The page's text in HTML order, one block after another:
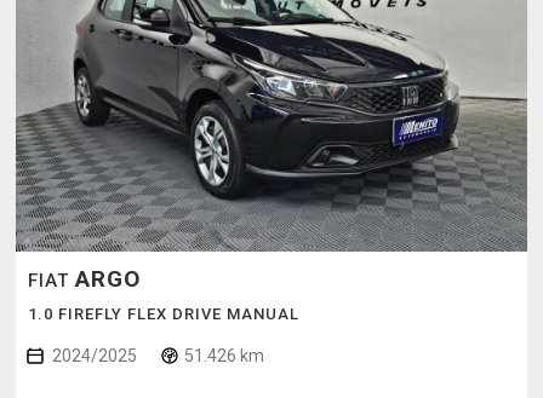
FIATARGO
1.0 FIREFLY FLEX DRIVE MANUAL
2024/2025 51.426 km